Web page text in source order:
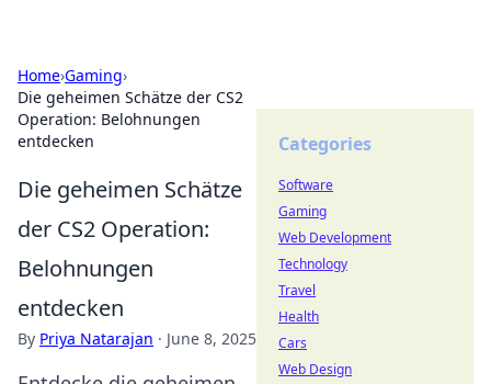
Home›Gaming›
Die geheimen Schätze der CS2
Operation: Belohnungen
entdecken
Die geheimen Schätze
der CS2 Operation:
Belohnungen
entdecken
By Priya Natarajan · June 8, 2025
Categories
Software
Gaming
Web Development
Technology
Travel
Health
Cars
Web Design